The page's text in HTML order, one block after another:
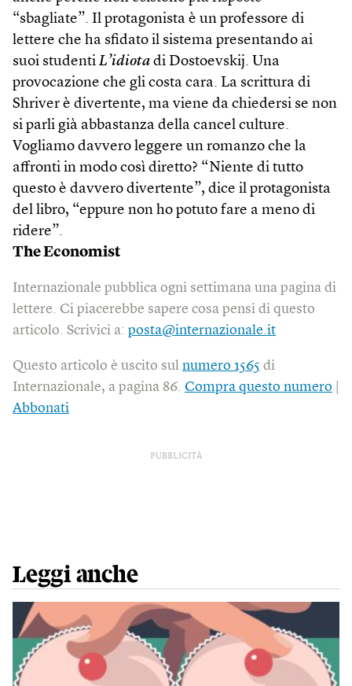
“sbagliate”. Il protagonista è un professore di
lettere che ha sfidato il sistema presentando ai
suoi studenti L’idiota di Dostoevskij. Una
provocazione che gli costa cara. La scrittura di
Shriver è divertente, ma viene da chiedersi se non
si parli già abbastanza della cancel culture.
Vogliamo davvero leggere un romanzo che la
affronti in modo così diretto? “Niente di tutto
questo è davvero divertente”, dice il protagonista
del libro, “eppure non ho potuto fare a meno di
ridere”.
The Economist
Internazionale pubblica ogni settimana una pagina di
lettere. Ci piacerebbe sapere cosa pensi di questo
articolo. Scrivici a: posta@internazionale.it
Questo articolo è uscito sul numero 1565 di
Internazionale, a pagina 86. Compra questo numero
Abbonati
PUBBLICITÀ
Leggi anche